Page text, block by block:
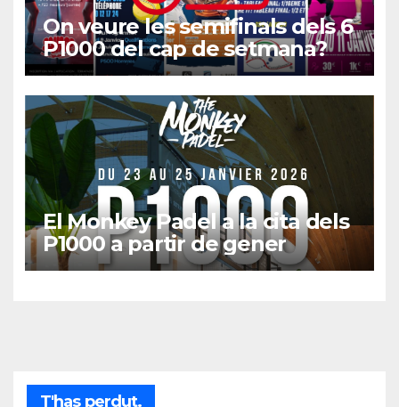
On veure les semifinals dels 6
P1000 del cap de setmana?
El Monkey Padel a la cita dels
P1000 a partir de gener
T'has perdut.